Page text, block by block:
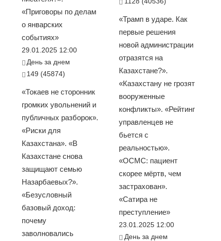
«Приговоры по делам
о январских
событиях»
29.01.2025 12:00
День за днем
149 (45874)
«Токаев не сторонник
громких увольнений и
публичных разборок».
«Риски для
Казахстана». «В
Казахстане снова
защищают семью
Назарбаевых?».
«Безусловный
базовый доход:
почему
заволновались
«Трамп в ударе. Как
первые решения
новой администрации
отразятся на
Казахстане?».
«Казахстану не грозят
вооруженные
конфликты». «Рейтинг
управленцев не
бьется с
реальностью».
«ОСМС: пациент
скорее мёртв, чем
застрахован».
«Сатира не
преступление»
23.01.2025 12:00
День за днем